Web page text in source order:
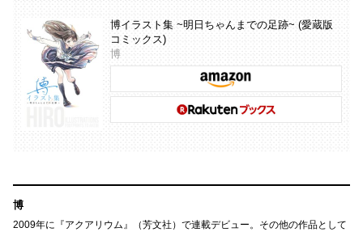
博イラスト集 ~明日ちゃんまでの足跡~ (愛蔵版
コミックス)
博
博
2009年に『アクアリウム』（芳文社）で連載デビュー。その他の作品として